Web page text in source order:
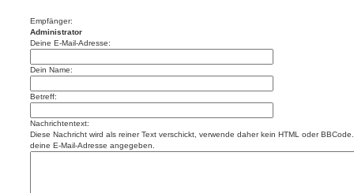
Empfänger:
Administrator
Deine E-Mail-Adresse:
Dein Name:
Betreff:
Nachrichtentext:
Diese Nachricht wird als reiner Text verschickt, verwende daher kein HTML oder
deine E-Mail-Adresse angegeben.